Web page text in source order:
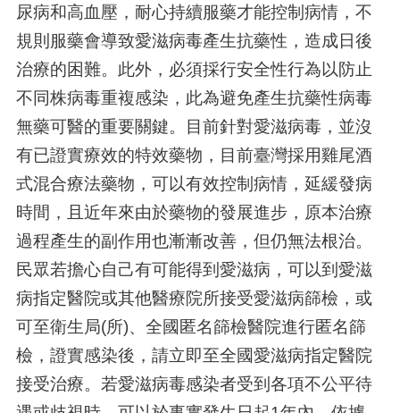
尿病和高血壓，耐心持續服藥才能控制病情，不
規則服藥會導致愛滋病毒產生抗藥性，造成日後
治療的困難。此外，必須採行安全性行為以防止
不同株病毒重複感染，此為避免產生抗藥性病毒
無藥可醫的重要關鍵。目前針對愛滋病毒，並沒
有已證實療效的特效藥物，目前臺灣採用雞尾酒
式混合療法藥物，可以有效控制病情，延緩發病
時間，且近年來由於藥物的發展進步，原本治療
過程產生的副作用也漸漸改善，但仍無法根治。
民眾若擔心自己有可能得到愛滋病，可以到愛滋
病指定醫院或其他醫療院所接受愛滋病篩檢，或
可至衛生局(所)、全國匿名篩檢醫院進行匿名篩
檢，證實感染後，請立即至全國愛滋病指定醫院
接受治療。若愛滋病毒感染者受到各項不公平待